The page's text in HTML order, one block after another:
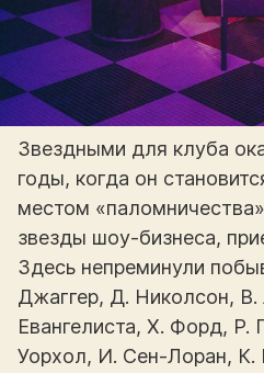
Звездными для клуба
годы, когда он
местом
звезды шоу-бизнеса,
Здесь непреминули
Джаггер, Д. Николсон,
Евангелиста, Х. Форд, Р.
Уорхол, И. Сен-Лоран,